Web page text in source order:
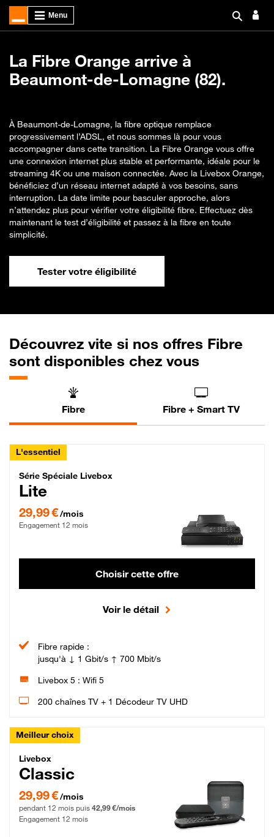
La Fibre Orange arrive à
Beaumont-de-Lomagne (82).
À Beaumont-de-Lomagne, la fibre optique remplace
progressivement l’ADSL, et nous sommes là pour vous
accompagner dans cette transition. La Fibre Orange vous offre
une connexion internet plus stable et performante, idéale pour le
streaming 4K ou une maison connectée. Avec la Livebox Orange,
bénéficiez d’un réseau internet adapté à vos besoins, sans
interruption. La date limite pour basculer approche, alors
n’attendez plus pour vérifier votre éligibilité fibre. Effectuez dès
maintenant le test d’éligibilité et passez à la fibre en toute
simplicité.
Tester votre éligibilité
Découvrez vite si nos offres Fibre
sont disponibles chez vous
Fibre Fibre + Smart TV
L'essentiel
Série Spéciale Livebox Lite Fibre
Série Spéciale Livebox
Lite
29,99 €/mois
Engagement 12 mois
Choisir cette offre
Voir le détail
Fibre rapide :
jusqu'à ↓ 1 Gbit/s ↑ 700 Mbit/s
Livebox 5 : Wifi 5
200 chaînes TV + 1 Décodeur TV UHD
Meilleur choix
Livebox Classic Fibre
Livebox
Classic
29,99 € par mois pendant 12 mois puis 42,99 € par mois, Engagement 12 mois
29,99 €/mois
pendant 12 mois puis 42,99 €/mois
Engagement 12 mois